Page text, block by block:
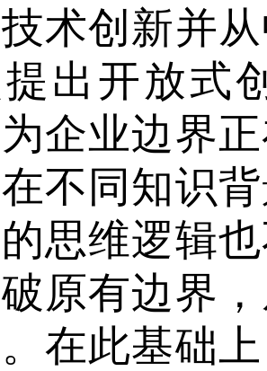
术创新并
出开放式
企业边界
不同知识
思维逻辑
原有边界
在此基础